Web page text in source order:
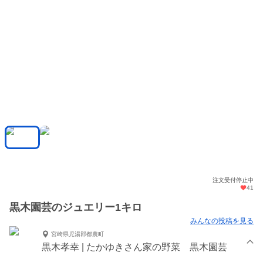
注文受付停止中
41
黒木園芸のジュエリー1キロ
みんなの投稿を見る
宮崎県児湯郡都農町
黒木孝幸 | たかゆきさん家の野菜 黒木園芸